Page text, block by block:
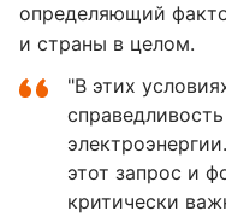
определяющий
и страны в целом.
"В этих
этот запрос и
критически